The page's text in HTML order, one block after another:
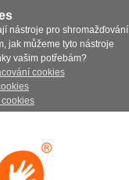
nástroje pro shromažďování
jak můžeme tyto nástroje
vašim potřebám?
cookies